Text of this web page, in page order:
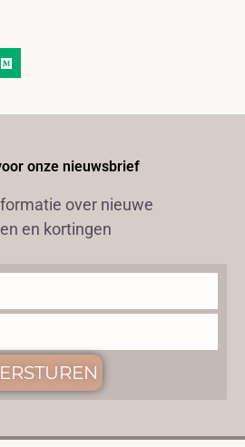
onze nieuwsbrief
over nieuwe
en kortingen